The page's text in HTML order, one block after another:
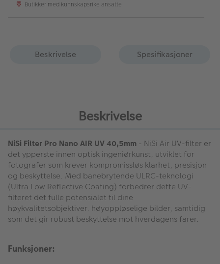
Butikker med kunnskapsrike ansatte
Beskrivelse Spesifikasjoner
Beskrivelse
NiSi Filter Pro Nano AIR UV 40,5mm - NiSi Air UV-filter er
det ypperste innen optisk ingeniørkunst, utviklet for
fotografer som krever kompromissløs klarhet, presisjon
og beskyttelse. Med banebrytende ULRC-teknologi
(Ultra Low Reflective Coating) forbedrer dette UV-
filteret det fulle potensialet til dine
høykvalitetsobjektiver. høyoppløselige bilder, samtidig
som det gir robust beskyttelse mot hverdagens farer.
Funksjoner: